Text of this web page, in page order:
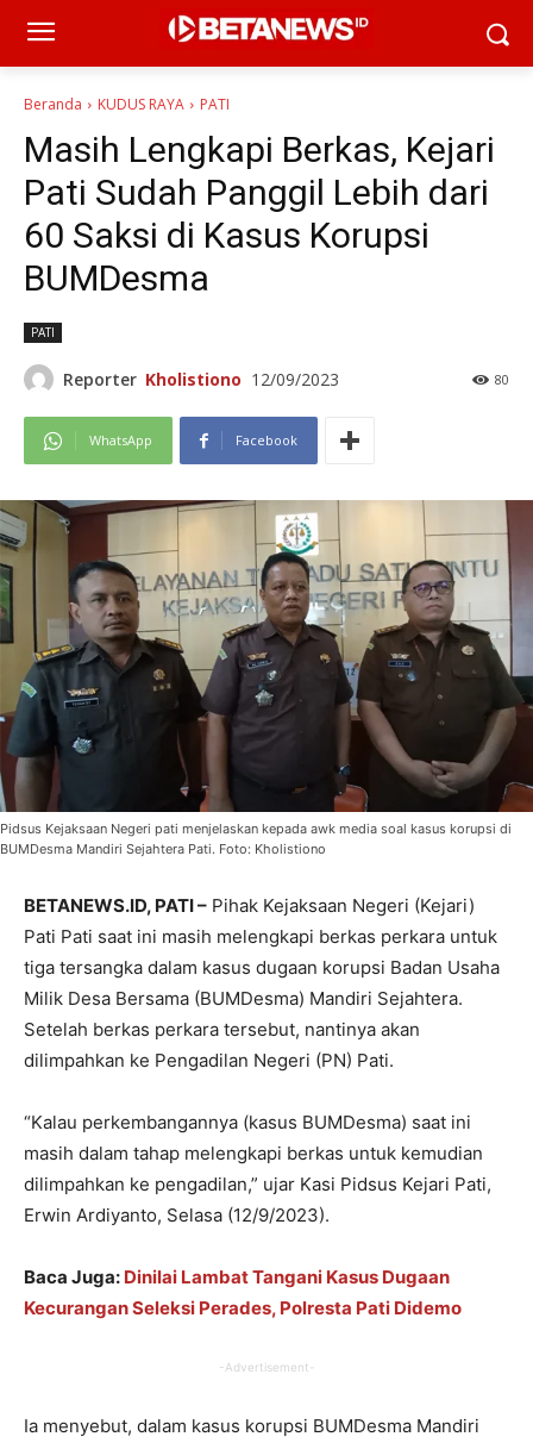
Beranda KUDUS RAYA PATI
Masih Lengkapi Berkas, Kejari
Pati Sudah Panggil Lebih dari
60 Saksi di Kasus Korupsi
BUMDesma
PATI
Reporter Kholistiono 12/09/2023 80
WhatsApp Facebook
Pidsus Kejaksaan Negeri pati menjelaskan kepada awk media soal kasus korupsi di
BUMDesma Mandiri Sejahtera Pati. Foto: Kholistiono
BETANEWS.ID, PATI – Pihak Kejaksaan Negeri (Kejari)
Pati Pati saat ini masih melengkapi berkas perkara untuk
tiga tersangka dalam kasus dugaan korupsi Badan Usaha
Milik Desa Bersama (BUMDesma) Mandiri Sejahtera.
Setelah berkas perkara tersebut, nantinya akan
dilimpahkan ke Pengadilan Negeri (PN) Pati.
“Kalau perkembangannya (kasus BUMDesma) saat ini
masih dalam tahap melengkapi berkas untuk kemudian
dilimpahkan ke pengadilan,” ujar Kasi Pidsus Kejari Pati,
Erwin Ardiyanto, Selasa (12/9/2023).
Baca Juga: Dinilai Lambat Tangani Kasus Dugaan
Kecurangan Seleksi Perades, Polresta Pati Didemo
-Advertisement-
Ia menyebut, dalam kasus korupsi BUMDesma Mandiri